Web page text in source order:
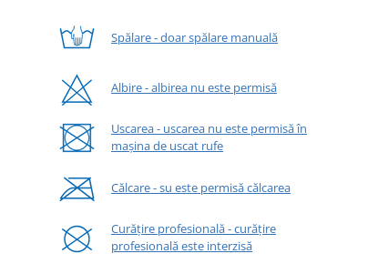
Spălare - doar spălare manuală
Albire - albirea nu este permisă
Uscarea - uscarea nu este permisă în
mașina de uscat rufe
Călcare - su este permisă călcarea
Curățire profesională - curățire
profesională este interzisă